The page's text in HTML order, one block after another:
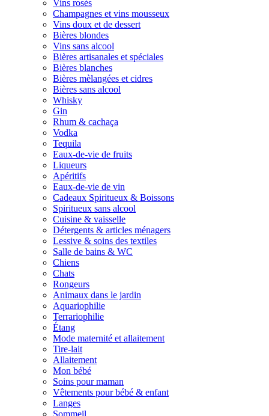
Vins rosés
Champagnes et vins mousseux
Vins doux et de dessert
Bières blondes
Vins sans alcool
Bières artisanales et spéciales
Bières blanches
Bières mèlangées et cidres
Bières sans alcool
Whisky
Gin
Rhum & cachaça
Vodka
Tequila
Eaux-de-vie de fruits
Liqueurs
Apéritifs
Eaux-de-vie de vin
Cadeaux Spiritueux & Boissons
Spiritueux sans alcool
Cuisine & vaisselle
Détergents & articles ménagers
Lessive & soins des textiles
Salle de bains & WC
Chiens
Chats
Rongeurs
Animaux dans le jardin
Aquariophilie
Terrariophilie
Étang
Mode maternité et allaitement
Tire-lait
Allaitement
Mon bébé
Soins pour maman
Vêtements pour bébé & enfant
Langes
Sommeil